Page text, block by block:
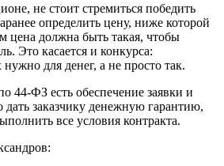
не стоит стремиться победить
определить цену, ниже которой
цена должна быть такая, чтобы
Это касается и конкурса:
нужно для денег, а не просто так.
44-ФЗ есть обеспечение заявки и
дать заказчику денежную гарантию,
все условия контракта.